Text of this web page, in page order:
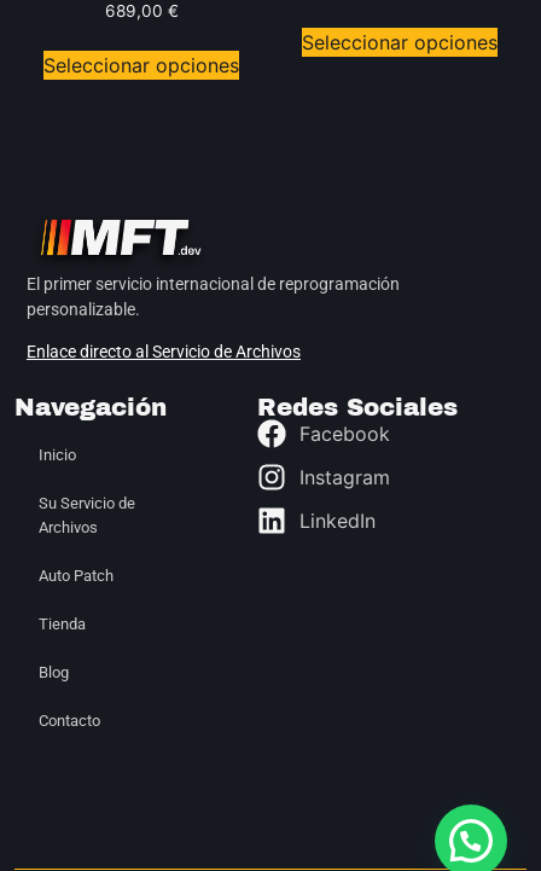
689,00 €
Seleccionar opciones
Seleccionar opciones
El primer servicio internacional de reprogramación
personalizable.
Enlace directo al Servicio de Archivos
Navegación
Inicio
Su Servicio de
Archivos
Auto Patch
Tienda
Blog
Contacto
Redes Sociales
Facebook
Instagram
LinkedIn